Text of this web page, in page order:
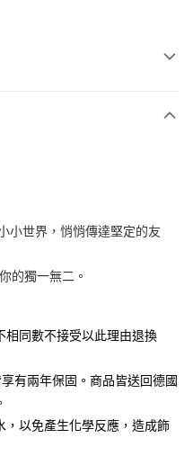
小世界，悄悄傳達堅定的友
的獨一無二。
相同數不接受以此理由退換
有兩年保固。商品皆送回德國
，以免產生化學反應，造成飾